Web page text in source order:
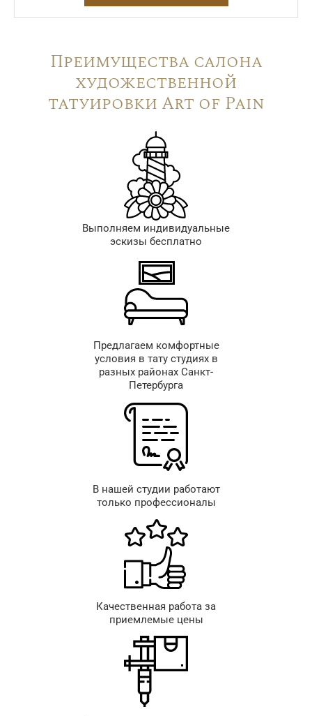
Преимущества салона
художественной
татуировки Art of Pain
Выполняем индивидуальные
эскизы бесплатно
Предлагаем комфортные
условия в тату студиях в
разных районах Санкт-
Петербурга
В нашей студии работают
только профессионалы
Качественная работа за
приемлемые цены